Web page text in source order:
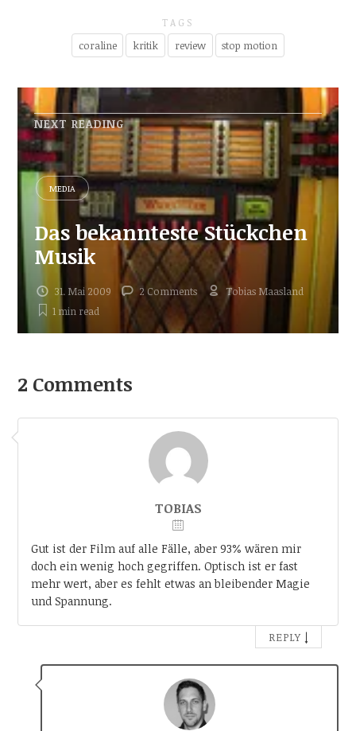
TAGS
coraline kritik review stop motion
NEXT READING
MEDIA
Das bekannteste Stückchen
Musik
31. Mai 2009 2 Comments
Tobias Maasland
1 minread
2 Comments
TOBIAS
Gut ist der Film auf alle Fälle, aber 93% wären mir
doch ein wenig hoch gegriffen. Optisch ist er fast
mehr wert, aber es fehlt etwas an bleibender Magie
und Spannung.
REPLY ↓